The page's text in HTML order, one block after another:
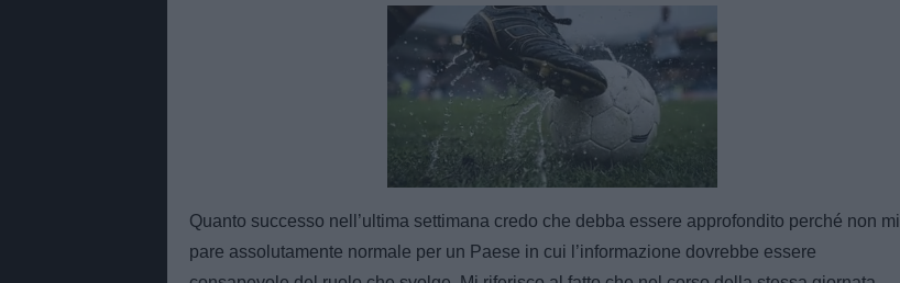
Unmute
Loaded :
100.00%
Quanto successo nell’ultima settimana credo che debba essere approfondito perché non mi
pare assolutamente normale per un Paese in cui l’informazione dovrebbe essere